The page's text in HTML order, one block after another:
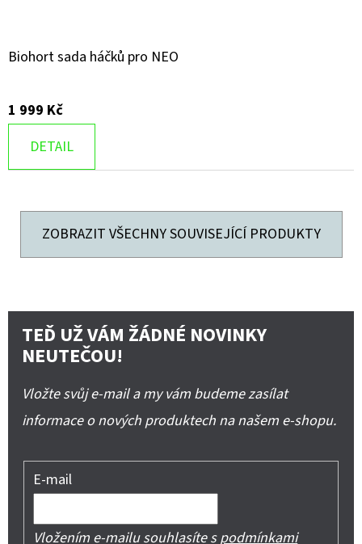
Biohort sada háčků pro NEO
1 999 Kč
DETAIL
ZOBRAZIT VŠECHNY SOUVISEJÍCÍ PRODUKTY
TEĎ UŽ VÁM ŽÁDNÉ NOVINKY
NEUTEČOU!
Vložte svůj e-mail a my vám budeme zasílat
informace o nových produktech na našem e-shopu.
E-mail
Vložením e-mailu souhlasíte spodmínkami